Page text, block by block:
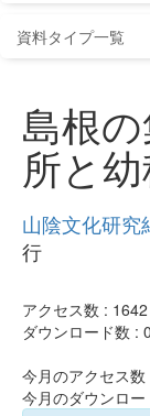
資料タイプ一覧
島根
所と
山陰文化研究
行
アクセス数 : 1642
ダウンロード数 : 0
今月のアクセス数
今月のダウンロー